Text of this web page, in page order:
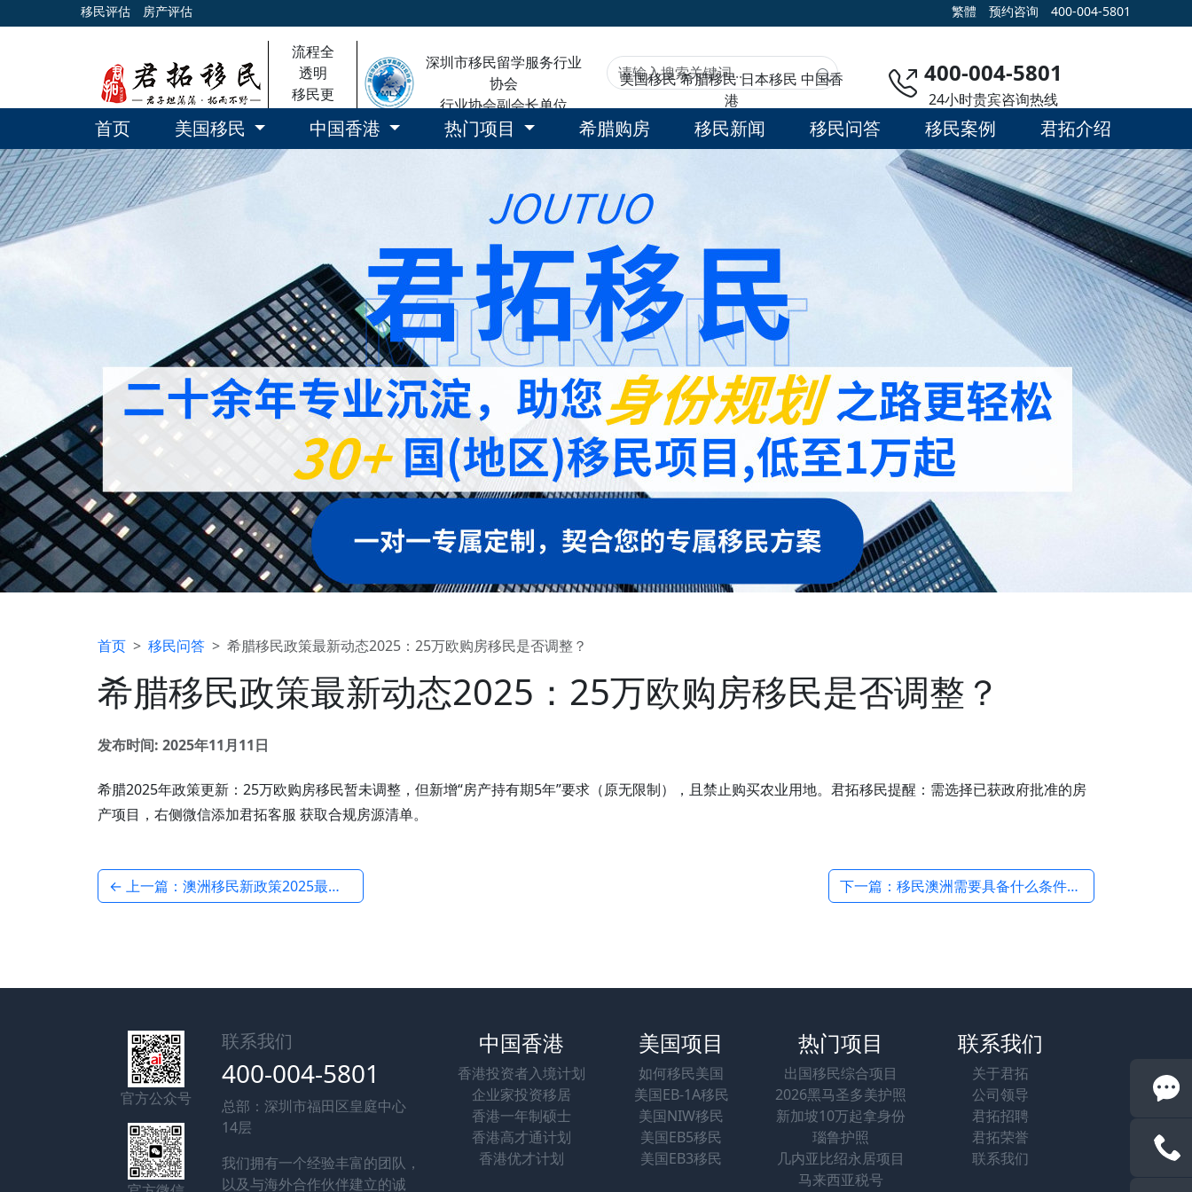
移民评估 房产评估 繁體 预约咨询 400-004-5801
流程全
透明
移民更
放心
深圳市移民留学服务行业
协会
行业协会副会长单位
美国移民希腊移民日本移民 中国香
港
400-004-5801
24小时贵宾咨询热线
首页 美国移民 中国香港 热门项目 希腊购房 移民新闻 移民问答 移民案例 君拓介绍
首页 移民问答 希腊移民政策最新动态2025：25万欧购房移民是否调整？
希腊移民政策最新动态2025：25万欧购房移民是否调整？
发布时间: 2025年11月11日
希腊2025年政策更新：25万欧购房移民暂未调整，但新增“房产持有期5年”要求（原无限制），且禁止购买农业用地。君拓移民提醒：需选择已获政府批准的房
产项目，右侧微信添加君拓客服 获取合规房源清单。
← 上一篇：澳洲移民新政策2025最新消息：技术移民配额与优先行业 下一篇：移民澳洲需要具备什么条件？2025年低门槛路径与案例 →
官方公众号
联系我们
400-004-5801
总部：深圳市福田区皇庭中心
14层
我们拥有一个经验丰富的团队，
以及与海外合作伙伴建立的诚
中国香港
香港投资者入境计划
企业家投资移居
香港一年制硕士
香港高才通计划
香港优才计划
美国项目
如何移民美国
美国EB-1A移民
美国NIW移民
美国EB5移民
美国EB3移民
热门项目
出国移民综合项目
2026黑马圣多美护照
新加坡10万起拿身份
瑙鲁护照
几内亚比绍永居项目
马来西亚税号
联系我们
关于君拓
公司领导
君拓招聘
君拓荣誉
联系我们